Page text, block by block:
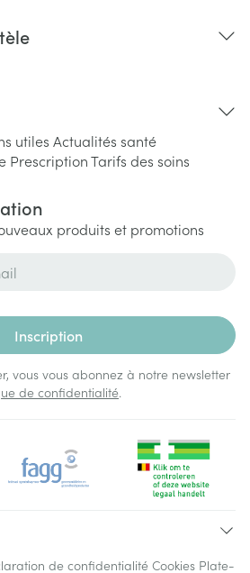
utiles Actualités santé
PrescriptionTarifs des soins
produits et promotions
Inscription
vous vous abonnez à notre newsletter
de confidentialité.
de confidentialité Cookies Plate-